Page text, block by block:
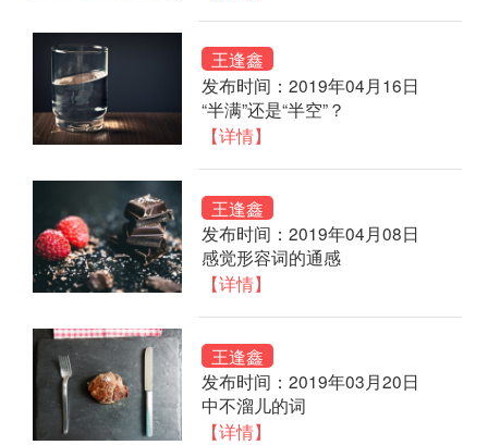
王逢鑫
发布时间：2019年04月16日
“半满”还是“半空”？
【详情】
王逢鑫
发布时间：2019年04月08日
感觉形容词的通感
【详情】
王逢鑫
发布时间：2019年03月20日
中不溜儿的词
【详情】